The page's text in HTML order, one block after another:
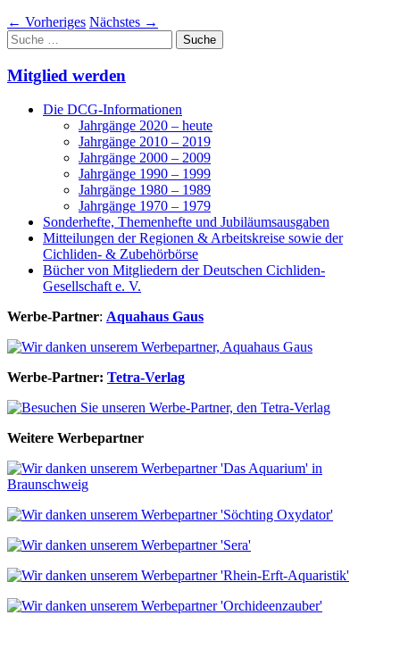
← Vorheriges Nächstes →
Suche
nach:
Mitglied werden
Die DCG-Informationen
Jahrgänge 2020 – heute
Jahrgänge 2010 – 2019
Jahrgänge 2000 – 2009
Jahrgänge 1990 – 1999
Jahrgänge 1980 – 1989
Jahrgänge 1970 – 1979
Sonderhefte, Themenhefte und Jubiläumsausgaben
Mitteilungen der Regionen & Arbeitskreise sowie der
Cichliden- & Zubehörbörse
Bücher von Mitgliedern der Deutschen Cichliden-
Gesellschaft e. V.
Werbe-Partner: Aquahaus Gaus
Werbe-Partner: Tetra-Verlag
Weitere Werbepartner